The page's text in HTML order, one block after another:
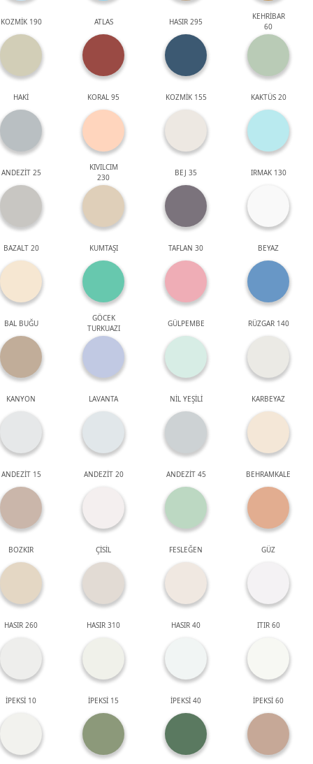
KOZMİK 190 ATLAS HASIR 295
KEHRİBAR
60
HAKİ KORAL 95 KOZMİK 155 KAKTÜS 20
ANDEZİT 25
KIVILCIM
230
BEJ 35 IRMAK 130
BAZALT 20 KUMTAŞI TAFLAN 30 BEYAZ
BAL BUĞU
GÖCEK
TURKUAZI
GÜLPEMBE RÜZGAR 140
KANYON LAVANTA NİL YEŞİLİ KARBEYAZ
ANDEZİT 15 ANDEZİT 20 ANDEZİT 45 BEHRAMKALE
BOZKIR ÇİSİL FESLEĞEN GÜZ
HASIR 260 HASIR 310 HASIR 40 ITIR 60
İPEKSİ 10 İPEKSİ 15 İPEKSİ 40 İPEKSİ 60